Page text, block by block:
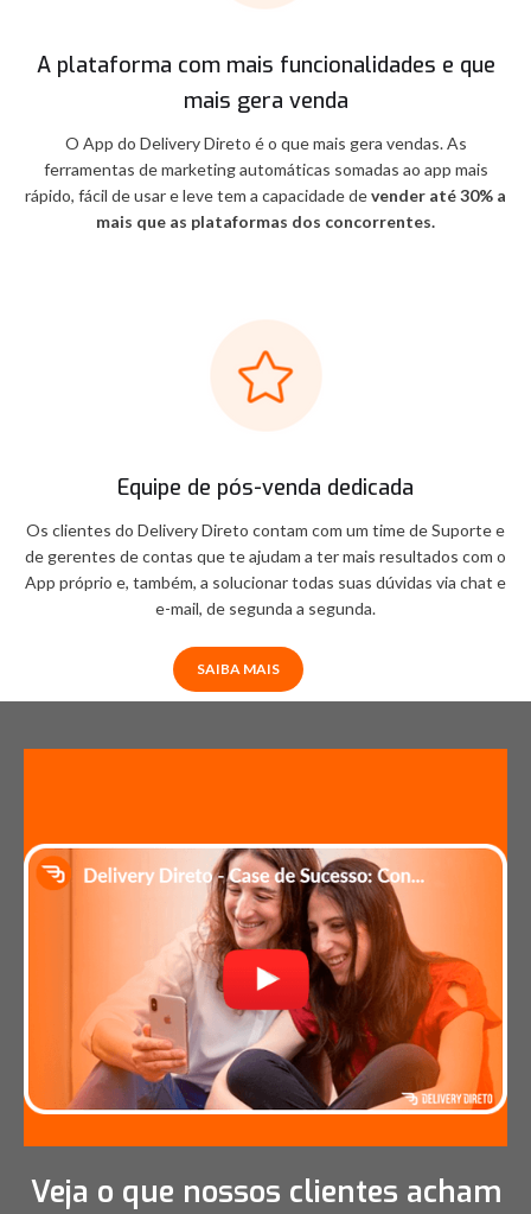
A plataforma com mais funcionalidades e que
mais gera venda
O App do Delivery Direto é o que mais gera vendas. As
ferramentas de marketing automáticas somadas ao app mais
rápido, fácil de usar e leve tem a capacidade devender até 30% a
mais que as plataformas dos concorrentes.
Equipe de pós-venda dedicada
Os clientes do Delivery Direto contam com um time de Suporte e
de gerentes de contas que te ajudam a ter mais resultados com o
App próprio e, também, a solucionar todas suas dúvidas via chat e
e-mail, de segunda a segunda.
SAIBA MAIS
Veja o que nossos clientes acham